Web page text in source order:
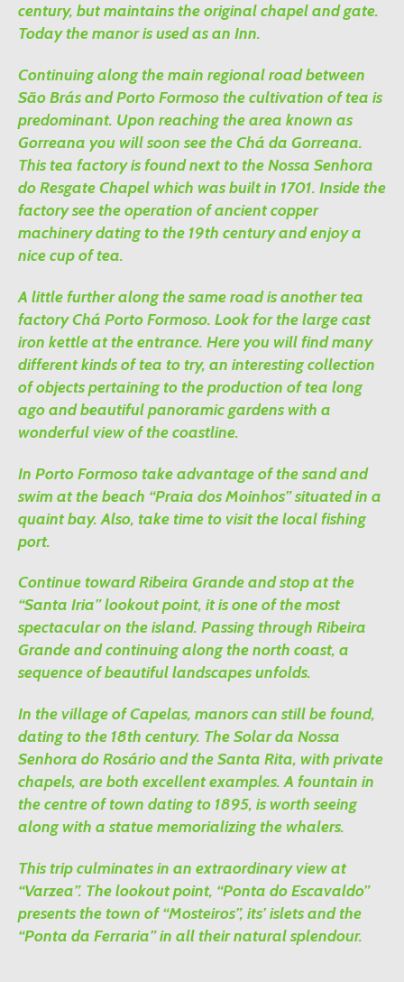
century, but maintains the original chapel and gate.
Today the manor is used as an Inn.
Continuing along the main regional road between
São Brás and Porto Formoso the cultivation of tea is
predominant. Upon reaching the area known as
Gorreana you will soon see the Chá da Gorreana.
This tea factory is found next to the Nossa Senhora
do Resgate Chapel which was built in 1701. Inside the
factory see the operation of ancient copper
machinery dating to the 19th century and enjoy a
nice cup of tea.
A little further along the same road is another tea
factory Chá Porto Formoso. Look for the large cast
iron kettle at the entrance. Here you will find many
different kinds of tea to try, an interesting collection
of objects pertaining to the production of tea long
ago and beautiful panoramic gardens with a
wonderful view of the coastline.
In Porto Formoso take advantage of the sand and
swim at the beach “Praia dos Moinhos” situated in a
quaint bay. Also, take time to visit the local fishing
port.
Continue toward Ribeira Grande and stop at the
“Santa Iria” lookout point, it is one of the most
spectacular on the island. Passing through Ribeira
Grande and continuing along the north coast, a
sequence of beautiful landscapes unfolds.
In the village of Capelas, manors can still be found,
dating to the 18th century. The Solar da Nossa
Senhora do Rosário and the Santa Rita, with private
chapels, are both excellent examples. A fountain in
the centre of town dating to 1895, is worth seeing
along with a statue memorializing the whalers.
This trip culminates in an extraordinary view at
“Varzea”. The lookout point, “Ponta do Escavaldo”
presents the town of “Mosteiros”, its’ islets and the
“Ponta da Ferraria” in all their natural splendour.